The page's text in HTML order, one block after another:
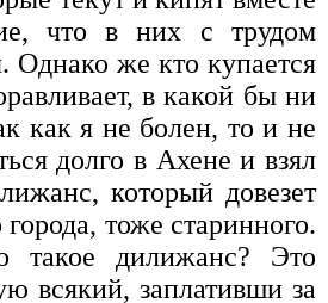
что в них с трудом
Однако же кто купается
в какой бы ни
как я не болен, то и не
долго в Ахене и взял
который довезет
тоже старинного.
такое дилижанс? Это
всякий, заплативши за